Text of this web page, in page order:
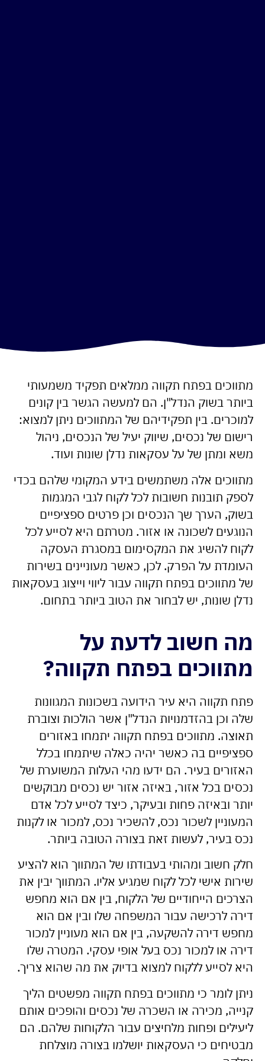
מתווכים בפתח תקווה ממלאים תפקיד משמעותי
ביותר בשוק הנדל"ן. הם למעשה הגשר בין קונים
למוכרים. בין תפקידיהם של המתווכים ניתן למצוא:
רישום של נכסים, שיווק יעיל של הנכסים, ניהול
משא ומתן של על עסקאות נדלן שונות ועוד.
מתווכים אלה משתמשים בידע המקומי שלהם בכדי
לספק תובנות חשובות לכל לקוח לגבי המגמות
בשוק, הערך שך הנכסים וכן פרטים ספציפיים
הנוגעים לשכונה או אזור. מטרתם היא לסייע לכל
לקוח להשיג את המקסימום במסגרת העסקה
העומדת על הפרק. לכן, כאשר מעוניינים בשירות
של מתווכים בפתח תקווה עבור ליווי וייצוג בעסקאות
נדלן שונות, יש לבחור את הטוב ביותר בתחום.
מה חשוב לדעת על
מתווכים בפתח תקווה?
פתח תקווה היא עיר הידועה בשכונות המגוונות
שלה וכן בהזדמנויות הנדל"ן אשר הולכות וצוברת
תאוצה. מתווכים בפתח תקווה יתמחו באזורים
ספציפיים בה כאשר יהיה כאלה שיתמחו בכלל
האזורים בעיר. הם ידעו מהי העלות המשוערת של
נכסים בכל אזור, באיזה אזור יש נכסים מבוקשים
יותר ובאיזה פחות ובעיקר, כיצד לסייע לכל אדם
המעוניין לשכור נכס, להשכיר נכס, למכור או לקנות
נכס בעיר, לעשות זאת בצורה הטובה ביותר.
חלק חשוב ומהותי בעבודתו של המתווך הוא להציע
שירות אישי לכל לקוח שמגיע אליו. המתווך יבין את
הצרכים הייחודיים של הלקוח, בין אם הוא מחפש
דירה לרכישה עבור המשפחה שלו ובין אם הוא
מחפש דירה להשקעה, בין אם הוא מעוניין למכור
דירה או למכור נכס בעל אופי עסקי. המטרה שלו
היא לסייע ללקוח למצוא בדיוק את מה שהוא צריך.
ניתן לומר כי מתווכים בפתח תקווה מפשטים הליך
קנייה, מכירה או השכרה של נכסים והופכים אותם
ליעילים ופחות מלחיצים עבור הלקוחות שלהם. הם
מבטיחים כי העסקאות יושלמו בצורה מוצלחת